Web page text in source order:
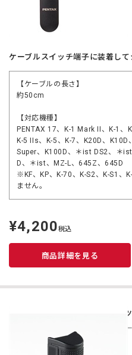
ケーブルスイッチ端子に装着し
【ケーブルの長さ】
約50cm
【対応機種】
PENTAX 17、K-1 Mark II、K-1、
K-5 IIs、K-5、K-7、K20D、
Super、K100D、＊ist DS2、＊
D、＊ist、MZ-L、645Z、645D
※KF、KP、K-70、K-S2、K-S1、
ません。
定
価
¥4,200税込
商品詳細を見る
グリ
商品コ